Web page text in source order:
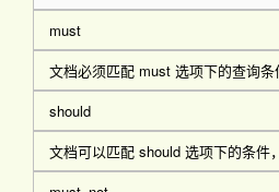
must
文档必须匹配 must 选项下的查询条
should
文档可以匹配 should 选项下的条件